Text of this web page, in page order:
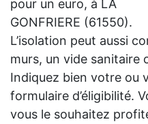
pour un euro, à LA
GONFRIERE (61550).
L’isolation peut aussi
murs, un vide sanitaire
Indiquez bien votre ou
formulaire d’éligibilité.
vous le souhaitez